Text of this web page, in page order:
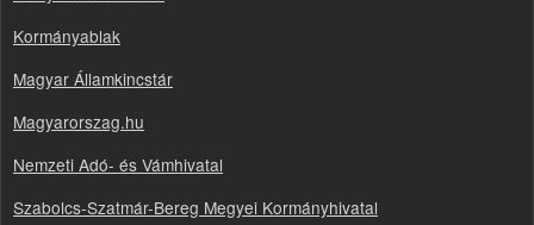
Kormányablak
Magyar Államkincstár
Magyarorszag.hu
Nemzeti Adó- és Vámhivatal
Szabolcs-Szatmár-Bereg Megyei Kormányhivatal